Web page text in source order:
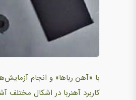
با «آهن رباها» و انجام
کاربرد آهنربا در اشکال مختلف